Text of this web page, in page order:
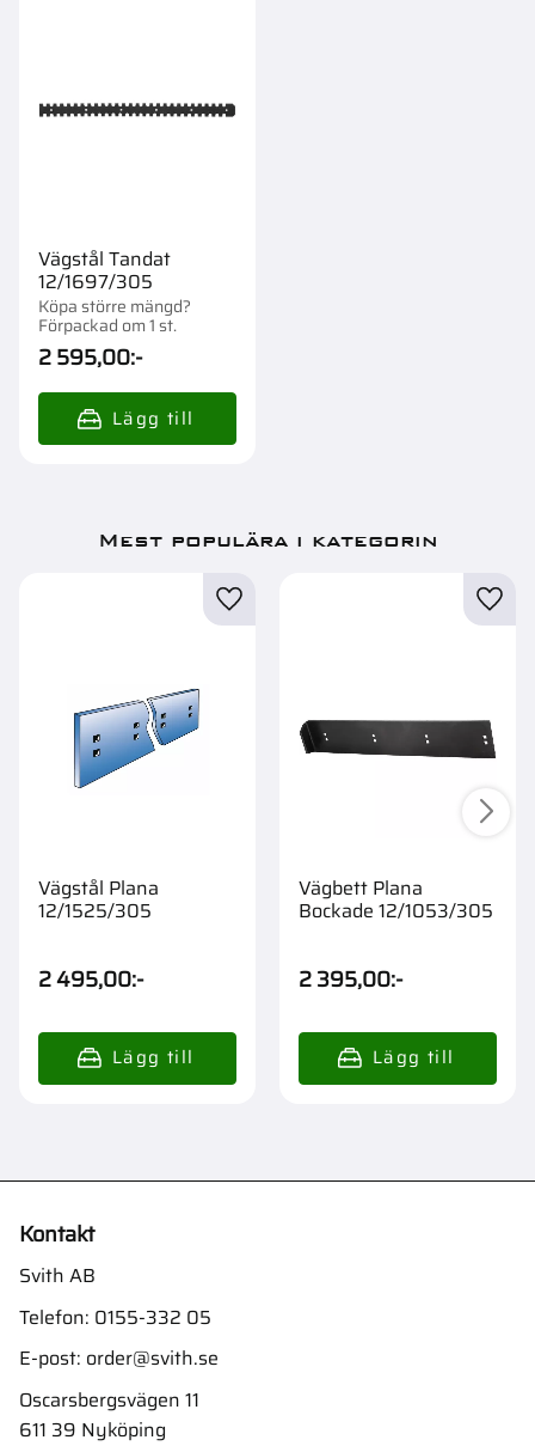
Vägstål Tandat
12/1697/305
Köpa större mängd?
Förpackad om 1 st.
2 595,00:-
Mest populära i kategorin
Vägstål Plana
12/1525/305
2 495,00:-
Vägbett Plana
Bockade 12/1053/305
2 395,00:-
Kontakt
Svith AB
Telefon: 0155-332 05
E-post: order@svith.se
Oscarsbergsvägen 11
611 39 Nyköping